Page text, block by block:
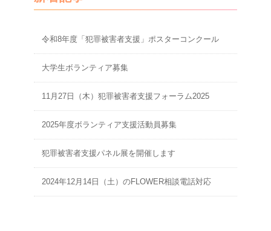
令和8年度「犯罪被害者支援」ポスターコンクール
大学生ボランティア募集
11月27日（木）犯罪被害者支援フォーラム2025
2025年度ボランティア支援活動員募集
犯罪被害者支援パネル展を開催します
2024年12月14日（土）のFLOWER相談電話対応